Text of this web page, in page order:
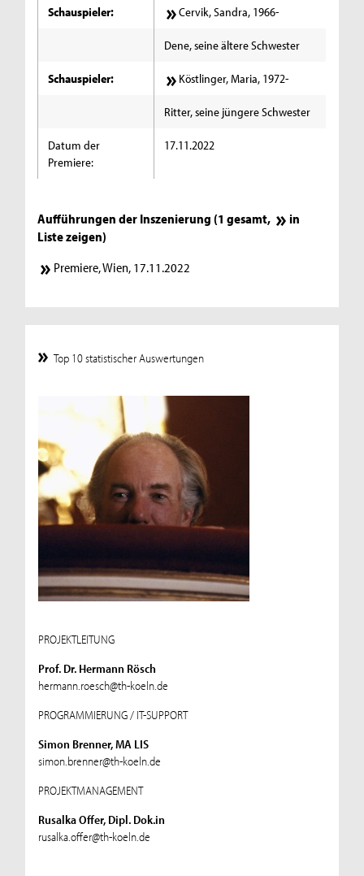
Schauspieler: Cervik, Sandra, 1966-
Dene, seine ältere Schwester
Schauspieler: Köstlinger, Maria, 1972-
Ritter, seine jüngere Schwester
Datum der
Premiere:
17.11.2022
Aufführungen der Inszenierung (1 gesamt,
in
Liste zeigen)
Premiere, Wien, 17.11.2022
Top 10 statistischer Auswertungen
PROJEKTLEITUNG
Prof. Dr. Hermann Rösch
hermann.roesch@th-koeln.de
PROGRAMMIERUNG / IT-SUPPORT
Simon Brenner, MA LIS
simon.brenner@th-koeln.de
PROJEKTMANAGEMENT
Rusalka Offer, Dipl. Dok.in
rusalka.offer@th-koeln.de